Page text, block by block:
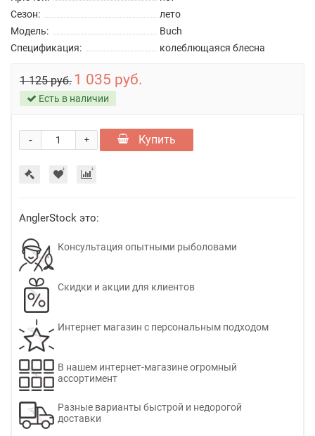
Сезон:
лето
Модель:
Buch
Спецификация:
колеблющаяся блесна
1 125 руб. 1 035 руб.
Есть в наличии
+
- Купить
AnglerStock это:
Консультация опытными рыболовами
Скидки и акции для клиентов
Интернет магазин с персональным подходом
В нашем интернет-магазине огромный
ассортимент
Разные варианты быстрой и недорогой
доставки